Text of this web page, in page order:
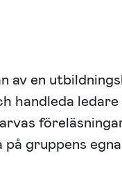
av en
handleda
gruppens